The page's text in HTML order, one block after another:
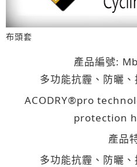
布頭套
產品編號:
多功能抗霾、防曬
ACODRY®pro
protection
產品
多功能抗霾、防曬